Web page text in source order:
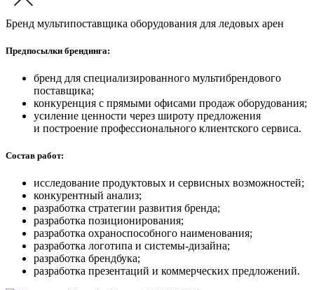
Бренд мультипоставщика оборудования для ледовых арен
Предпосылки брендинга:
бренд для специализированного мультибрендового
поставщика;
конкуренция с прямыми офисами продаж оборудования;
усиление ценности через широту предложения
и построение профессионального клиентского сервиса.
Состав работ:
исследование продуктовых и сервисных возможностей;
конкурентный анализ;
разработка стратегии развития бренда;
разработка позиционирования;
разработка охраноспособного наименования;
разработка логотипа и системы-дизайна;
разработка брендбука;
разработка презентаций и коммерческих предложений.